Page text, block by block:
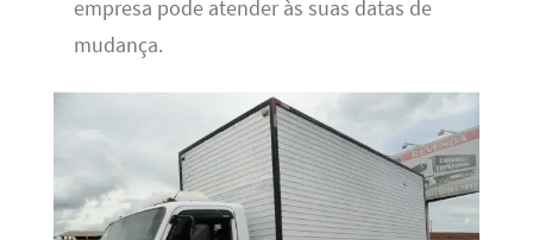
empresa pode atender às suas datas de
mudança.